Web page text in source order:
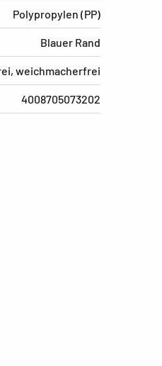
Polypropylen (PP)
Blauer Rand
weichmacherfrei
4008705073202